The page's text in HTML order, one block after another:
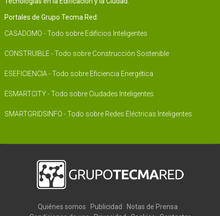
Portales de Grupo Tecma Red:
CASADOMO - Todo sobre Edificios Inteligentes
CONSTRUIBLE - Todo sobre Construcción Sostenible
ESEFICIENCIA - Todo sobre Eficiencia Energética
ESMARTCITY - Todo sobre Ciudades Inteligentes
SMARTGRIDSINFO - Todo sobre Redes Eléctricas Inteligentes
Quiénes somos Publicidad
Notas de Prensa